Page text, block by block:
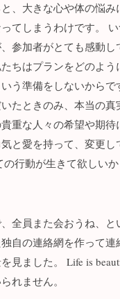
、大きな心や体の悩み
てしまうわけです。
参加者がとても感動し
ちはプランをどのよう
う準備をしないからで
たときのみ、本当の真
重な人々の希望や期待
と愛を持って、変更し
の行動が生きて欲しい
全員また会おうね、と
自の連絡網を作って連
見ました。
Life is
れません。